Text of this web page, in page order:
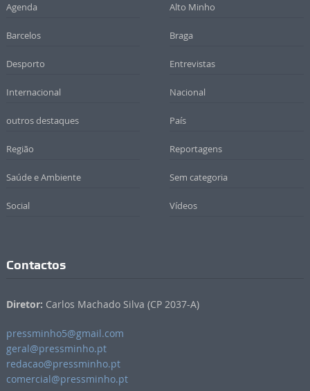
Agenda Alto Minho
Barcelos Braga
Desporto Entrevistas
Internacional Nacional
outros destaques País
Região Reportagens
Saúde e Ambiente Sem categoria
Social Vídeos
Contactos
Diretor: Carlos Machado Silva (CP 2037-A)
pressminho5@gmail.com
geral@pressminho.pt
redacao@pressminho.pt
comercial@pressminho.pt